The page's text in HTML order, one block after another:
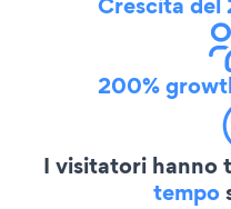
200%
I visitatori hanno
tempo